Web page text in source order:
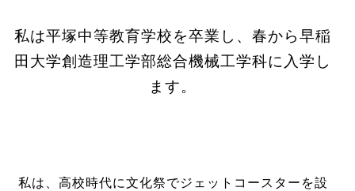
私は平塚中等教育学校を卒業し、春から早稲
田大学創造理工学部総合機械工学科に入学し
ます。
私は、高校時代に文化祭でジェットコースターを設